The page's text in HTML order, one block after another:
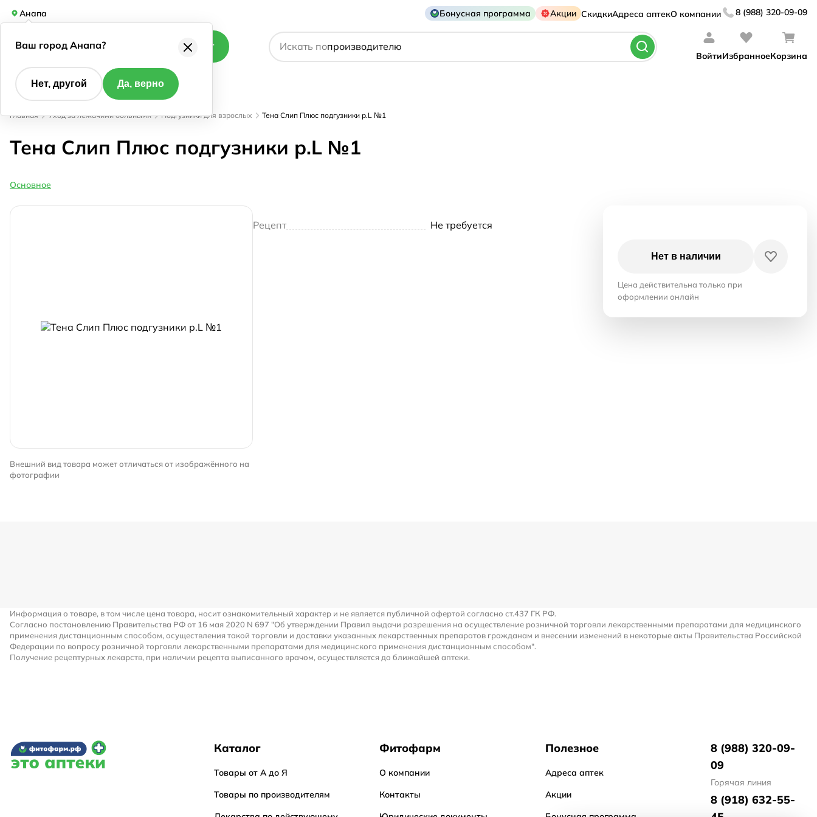
Анапа Бонусная программа Акции СкидкиАдреса аптекО компании 8 (988) 320-09-09
Каталог Искать по
действующему веществу
производителю
ВойтиИзбранноеКорзина
Главная Уход за лежачими больными Подгузники для взрослых Тена Слип Плюс подгузники р.L №1
Тена Слип Плюс подгузники р.L №1
Основное
Внешний вид товара может отличаться от изображённого на
фотографии
Рецепт Не требуется
Нет в наличии
Цена действительна только при
оформлении онлайн
Информация о товаре, в том числе цена товара, носит ознакомительный характер и не является публичной офертой согласно ст.437 ГК РФ.
Согласно постановлению Правительства РФ от 16 мая 2020 N 697 "Об утверждении Правил выдачи разрешения на осуществление розничной торговли лекарственными препаратами для медицинского
применения дистанционным способом, осуществления такой торговли и доставки указанных лекарственных препаратов гражданам и внесении изменений в некоторые акты Правительства Российской
Федерации по вопросу розничной торговли лекарственными препаратами для медицинского применения дистанционным способом".
Получение рецептурных лекарств, при наличии рецепта выписанного врачом, осуществляется до ближайшей аптеки.
Каталог
Товары от А до Я
Товары по производителям
Фитофарм
О компании
Контакты
Полезное
Адреса аптек
Акции
8 (988) 320-09-
09
Горячая линия
8 (918) 632-55-
Ваш город Анапа?
Нет, другой Да, верно